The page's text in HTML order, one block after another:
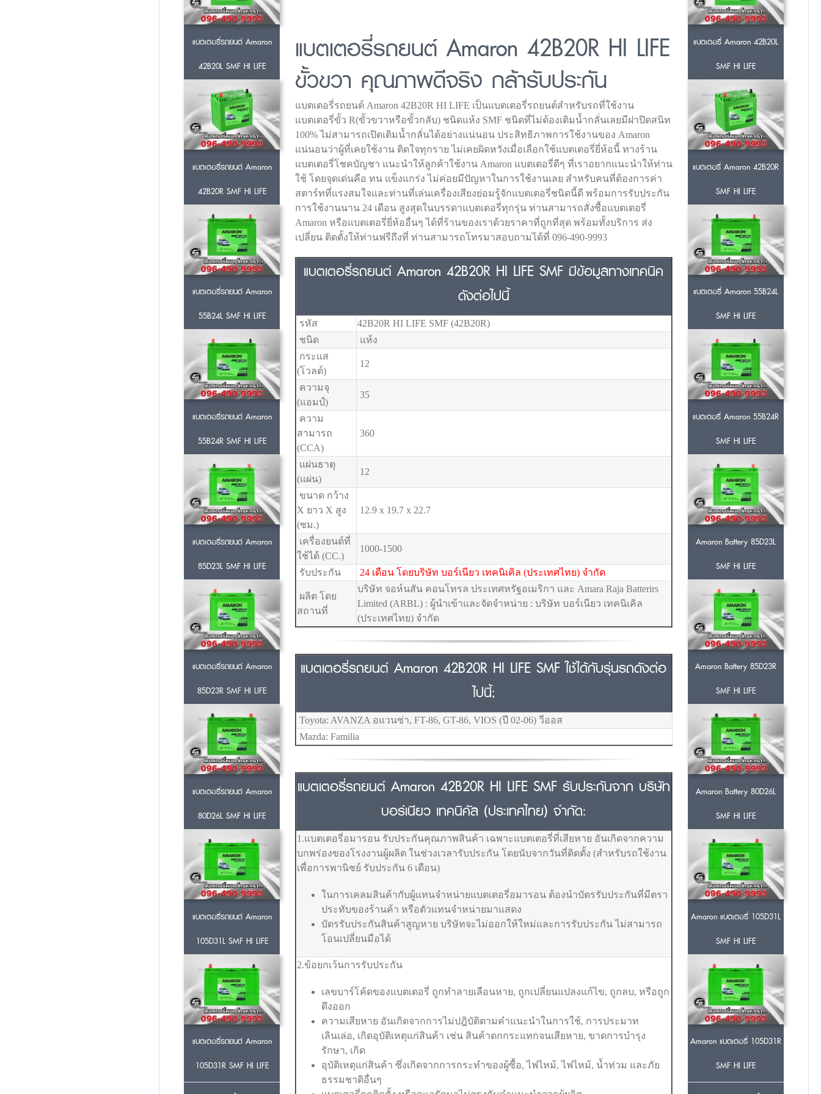
แบตเตอรี่รถยนต์ Amaron
42B20L SMF HI LIFE
แบตเตอรี่รถยนต์ Amaron
42B20R SMF HI LIFE
แบตเตอรี่รถยนต์ Amaron
55B24L SMF HI LIFE
แบตเตอรี่รถยนต์ Amaron
55B24R SMF HI LIFE
แบตเตอรี่รถยนต์ Amaron
85D23L SMF HI LIFE
แบตเตอรี่รถยนต์ Amaron
85D23R SMF HI LIFE
แบตเตอรี่รถยนต์ Amaron
80D26L SMF HI LIFE
แบตเตอรี่รถยนต์ Amaron
105D31L SMF HI LIFE
แบตเตอรี่รถยนต์ Amaron
105D31R SMF HI LIFE
แบตเตอรี่รถยนต์ Amaron 42B20R HI LIFE
ขั้วขวา คุณภาพดีจริง กล้ารับประกัน
แบตเตอรี่รถยนต์ Amaron 42B20R HI LIFE เป็นแบตเตอรี่รถยนต์สำหรับรถที่ใช้งาน
แบตเตอรี่ขั้ว R(ขั้วขวาหรือขั้วกลับ) ชนิดแห้ง SMF ชนิดที่ไม่ต้องเติมน้ำกลั่นเลยมีฝาปิดสนิท
100% ไม่สามารถเปิดเติมน้ำกลั่นได้อย่างแน่นอน ประสิทธิภาพการใช้งานของ Amaron
แน่นอนว่าผู้ที่เคยใช้งาน ติดใจทุกราย ไม่เคยผิดหวังเมื่อเลือกใช้แบตเตอรี่ยี่ห้อนี้ ทางร้าน
แบตเตอรี่โชคบัญชา แนะนำให้ลูกค้าใช้งาน Amaron แบตเตอรี่ดีๆ ที่เราอยากแนะนำให้ท่าน
ใช้ โดยจุดเด่นคือ ทน แข็งแกร่ง ไม่ค่อยมีปัญหาในการใช้งานเลย สำหรับคนที่ต้องการค่า
สตาร์ทที่แรงสมใจและท่านที่เล่นเครื่องเสียงย่อมรู้จักแบตเตอรี่ชนิดนี้ดี พร้อมการรับประกัน
การใช้งานนาน 24 เดือน สูงสุดในบรรดาแบตเตอรี่ทุกรุ่น ท่านสามารถสั่งซื้อแบตเตอรี่
Amaron หรือแบตเตอรี่ยี่ห้ออื่นๆ ได้ที่ร้านของเราด้วยราคาที่ถูกที่สุด พร้อมทั้งบริการ ส่ง
เปลี่ยน ติดตั้งให้ท่านฟรีถึงที่ ท่านสามารถโทรมาสอบถามได้ที่ 096-490-9993
แบตเตอรี่รถยนต์ Amaron 42B20R HI LIFE SMF มีข้อมูลทางเทคนิค
ดังต่อไปนี้
รหัส
42B20R HI LIFE SMF (42B20R)
ชนิด
แห้ง
กระแส
(โวลต์)
12
ความจุ
(แอมป์)
35
ความ
สามารถ
(CCA)
360
แผ่นธาตุ
(แผ่น)
12
ขนาด กว้าง
X ยาว X สูง
(ซม.)
12.9 x 19.7 x 22.7
เครื่องยนต์ที่
ใช้ได้ (CC.)
1000-1500
รับประกัน 24 เดือน โดยบริษัท บอร์เนียว เทคนิเคิล (ประเทศไทย) จำกัด
ผลิต โดย
สถานที่
บริษัท จอห์นสัน คอนโทรล ประเทศหรัฐอเมริกา และ Amara Raja Batterirs
Limited (ARBL) : ผู้นำเข้าและจัดจำหน่าย : บริษัท บอร์เนียว เทคนิเคิล
(ประเทศไทย) จำกัด
แบตเตอรี่รถยนต์ Amaron 42B20R HI LIFE SMF ใช้ได้กับรุ่นรถดังต่อ
ไปนี้;
Toyota: AVANZA อแวนซ่า, FT-86, GT-86, VIOS (ปี 02-06) วีออส
Mazda: Familia
แบตเตอรี่รถยนต์ Amaron 42B20R HI LIFE SMF รับประกันจาก บริษัท
บอร์เนียว เทคนิคัล (ประเทศไทย) จำกัด:
1.แบตเตอรี่อมารอน รับประกันคุณภาพสินค้า เฉพาะแบตเตอรี่ที่เสียหาย อันเกิดจากความ
บกพร่องของโรงงานผู้ผลิต ในช่วงเวลารับประกัน โดยนับจากวันที่ติดตั้ง (สำหรับรถใช้งาน
เพื่อการพานิชย์ รับประกัน 6 เดือน)
ในการเคลมสินค้ากับผู้แทนจำหน่ายแบตเตอรี่อมารอน ต้องนำบัตรรับประกันที่มีตรา
ประทับของร้านค้า หรือตัวแทนจำหน่ายมาแสดง
บัตรรับประกันสินค้าสูญหาย บริษัทจะไม่ออกให้ใหม่และการรับประกัน ไม่สามารถ
โอนเปลี่ยนมือได้
2.ข้อยกเว้นการรับประกัน
เลขบาร์โค้ดของแบตเตอรี่ ถูกทำลายเลือนหาย, ถูกเปลี่ยนแปลงแก้ไข, ถูกลบ, หรือถูก
ดึงออก
ความเสียหาย อันเกิดจากการไม่ปฎิบัติตามคำแนะนำในการใช้, การประมาท
เลินเล่อ, เกิดอุบัติเหตุแก่สินค้า เช่น สินค้าตกกระแทกจนเสียหาย, ขาดการบำรุง
รักษา, เกิด
อุบัติเหตุแก่สินค้า ซึ่งเกิดจากการกระทำของผู้ซื้อ, ไฟไหม้, ไฟไหม้, น้ำท่วม และภัย
ธรรมชาติอื่นๆ
แบตเตอรี่ Amaron 42B20L
SMF HI LIFE
แบตเตอรี่ Amaron 42B20R
SMF HI LIFE
แบตเตอรี่ Amaron 55B24L
SMF HI LIFE
แบตเตอรี่ Amaron 55B24R
SMF HI LIFE
Amaron Battery 85D23L
SMF HI LIFE
Amaron Battery 85D23R
SMF HI LIFE
Amaron Battery 80D26L
SMF HI LIFE
Amaron แบตเตอรี่ 105D31L
SMF HI LIFE
Amaron แบตเตอรี่ 105D31R
SMF HI LIFE